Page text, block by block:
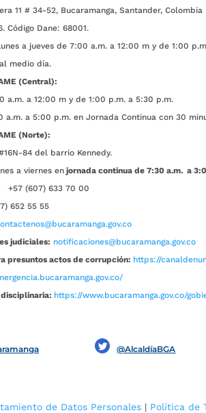
11 # 34-52, Bucaramanga, Santander, Colombia
Código Dane: 68001.
a jueves de 7:00 a.m. a 12:00 m y de 1:00
medio día.
(Central):
a 12:00 m y de 1:00 p.m. a 5:30 p.m.
5:00 p.m. en Jornada Continua con 30
(Norte):
84 del barrio Kennedy.
a viernes en jornada continua de 7:30 a.m. a
+57 (607) 633 70 00
652 55 55
judiciales: notificaciones@bucaramanga.gov.co
presuntos actos de corrupción: https://
disciplinaria: https://www.bucaramanga.gov.co/
@AlcaldíaBGA
de Datos Personales | Política de